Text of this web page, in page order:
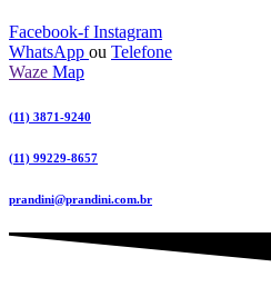
Facebook-f Instagram
WhatsApp ou Telefone
Waze Map
(11) 3871-9240
(11) 99229-8657
prandini@prandini.com.br